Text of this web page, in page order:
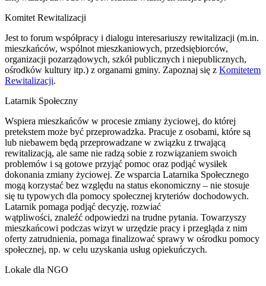
Komitet Rewitalizacji
Jest to forum współpracy i dialogu interesariuszy rewitalizacji (m.in.
mieszkańców, wspólnot mieszkaniowych, przedsiębiorców,
organizacji pozarządowych, szkół publicznych i niepublicznych,
ośrodków kultury itp.) z organami gminy. Zapoznaj się z Komitetem
Rewitalizacji.
Latarnik Społeczny
Wspiera mieszkańców w procesie zmiany życiowej, do której
pretekstem może być przeprowadzka. Pracuje z osobami, które są
lub niebawem będą przeprowadzane w związku z trwającą
rewitalizacją, ale same nie radzą sobie z rozwiązaniem swoich
problemów i są gotowe przyjąć pomoc oraz podjąć wysiłek
dokonania zmiany życiowej. Ze wsparcia Latarnika Społecznego
mogą korzystać bez względu na status ekonomiczny – nie stosuje
się tu typowych dla pomocy społecznej kryteriów dochodowych.
Latarnik pomaga podjąć decyzję, rozwiać
wątpliwości, znaleźć odpowiedzi na trudne pytania. Towarzyszy
mieszkańcowi podczas wizyt w urzędzie pracy i przegląda z nim
oferty zatrudnienia, pomaga finalizować sprawy w ośrodku pomocy
społecznej, np. w celu uzyskania usług opiekuńczych.
Lokale dla NGO